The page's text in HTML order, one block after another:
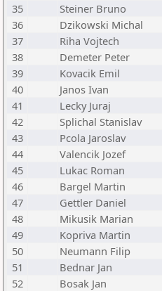
35
Steiner Bruno
36
Dzikowski Michal
37
Riha Vojtech
38
Demeter Peter
39
Kovacik Emil
40
Janos Ivan
41
Lecky Juraj
42
Splichal Stanislav
43
Pcola Jaroslav
44
Valencik Jozef
45
Lukac Roman
46
Bargel Martin
47
Gettler Daniel
48
Mikusik Marian
49
Kopriva Martin
50
Neumann Filip
51
Bednar Jan
52
Bosak Jan